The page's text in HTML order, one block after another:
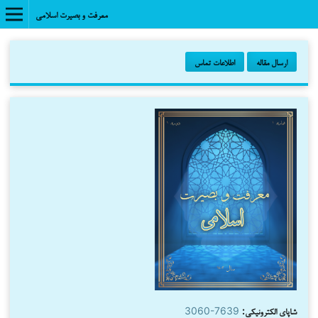
معرفت و بصیرت اسلامی
ارسال مقاله اطلاعات تماس
شاپای الکترونیکی: 3060-7639